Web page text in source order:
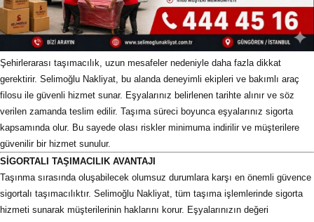
Şehirlerarası taşımacılık, uzun mesafeler nedeniyle daha fazla dikkat
gerektirir. Selimoğlu Nakliyat, bu alanda deneyimli ekipleri ve bakımlı araç
filosu ile güvenli hizmet sunar. Eşyalarınız belirlenen tarihte alınır ve söz
verilen zamanda teslim edilir. Taşıma süreci boyunca eşyalarınız sigorta
kapsamında olur. Bu sayede olası riskler minimuma indirilir ve müşterilere
güvenilir bir hizmet sunulur.
SİGORTALI TAŞIMACILIK AVANTAJI
Taşınma sırasında oluşabilecek olumsuz durumlara karşı en önemli güvence
sigortalı taşımacılıktır. Selimoğlu Nakliyat, tüm taşıma işlemlerinde sigorta
hizmeti sunarak müşterilerinin haklarını korur. Eşyalarınızın değeri